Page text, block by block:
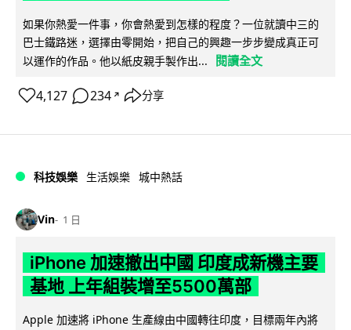
如果你熱愛一件事，你會熱愛到怎樣的程度？一位就讀中三的
巴士鐵路迷，選擇由零開始，把自己的興趣一步步變成真正可
以運作的作品。他以紙皮親手製作出...
閱讀全文
4,127 234 ↗ 分享
科技娛樂 生活娛樂 城中熱話
Vin 1 日
iPhone 加速撤出中國 印度成新機主要
基地 上年組裝增至5500萬部
Apple 加速將 iPhone 生產線由中國轉往印度，目標兩年內將